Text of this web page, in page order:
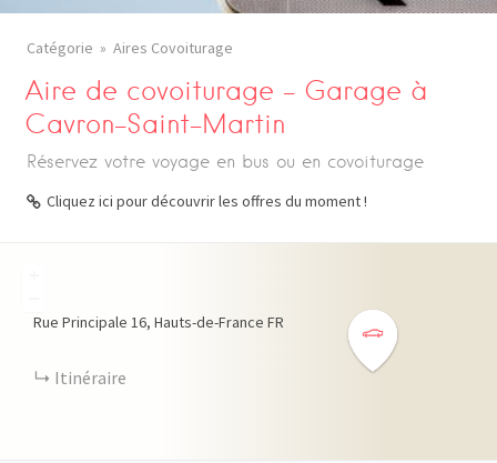
Catégorie Aires Covoiturage
Aire de covoiturage – Garage à
Cavron-Saint-Martin
Réservez votre voyage en bus ou en covoiturage
Cliquez ici pour découvrir les offres du moment !
Rue Principale 16 Hauts-de-France FR
Itinéraire